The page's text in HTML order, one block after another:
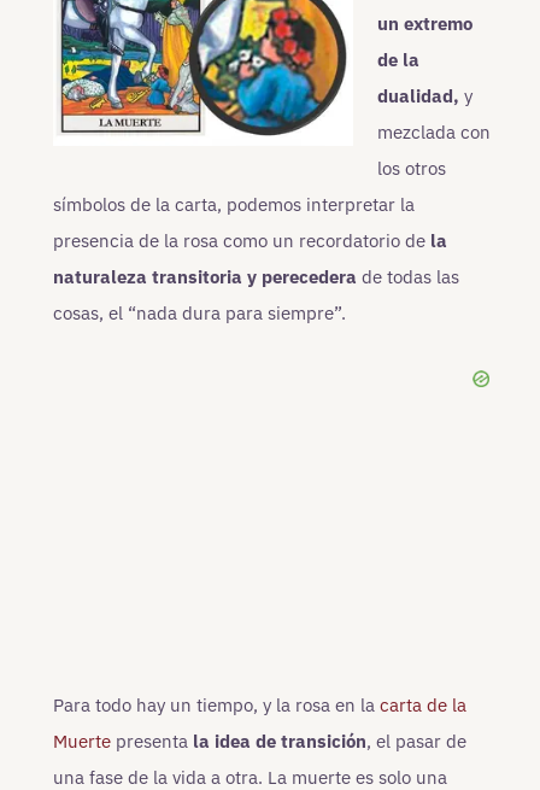
un extremo
de la
dualidad, y
mezclada con
los otros
símbolos de la carta, podemos interpretar la
presencia de la rosa como un recordatorio de la
naturaleza transitoria y perecedera de todas las
cosas, el “nada dura para siempre”.
Para todo hay un tiempo, y la rosa en la carta de la
Muerte presenta la idea de transición, el pasar de
una fase de la vida a otra. La muerte es solo una